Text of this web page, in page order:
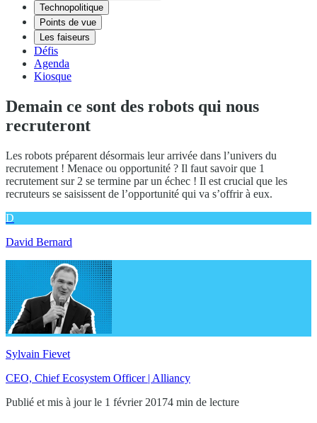
Technopolitique
Points de vue
Les faiseurs
Défis
Agenda
Kiosque
Demain ce sont des robots qui nous
recruteront
Les robots préparent désormais leur arrivée dans l’univers du
recrutement ! Menace ou opportunité ? Il faut savoir que 1
recrutement sur 2 se termine par un échec ! Il est crucial que les
recruteurs se saisissent de l’opportunité qui va s’offrir à eux.
D
David Bernard
Sylvain Fievet
CEO, Chief Ecosystem Officer | Alliancy
Publié et mis à jour le 1 février 20174 min de lecture